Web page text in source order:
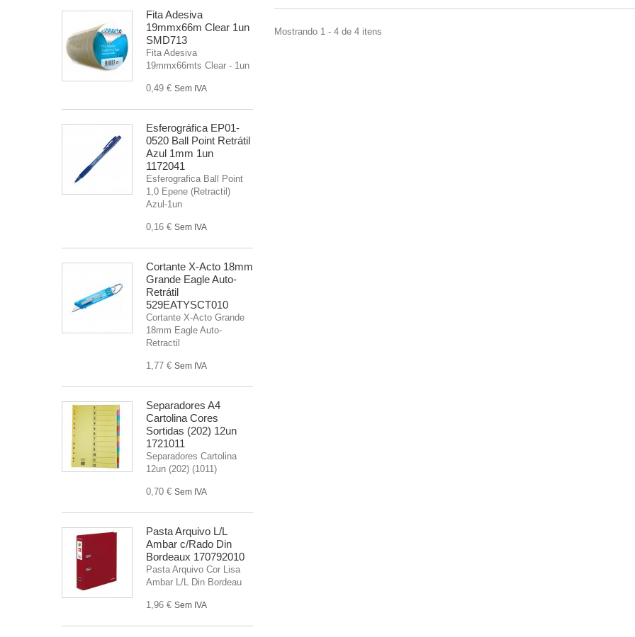
Fita Adesiva
19mmx66m Clear 1un
SMD713
Fita Adesiva
19mmx66mts Clear - 1un
0,49 € Sem IVA
Esferográfica EP01-
0520 Ball Point Retrátil
Azul 1mm 1un
1172041
Esferografica Ball Point
1,0 Epene (Retractil)
Azul-1un
0,16 € Sem IVA
Cortante X-Acto 18mm
Grande Eagle Auto-
Retrátil
529EATYSCT010
Cortante X-Acto Grande
18mm Eagle Auto-
Retractil
1,77 € Sem IVA
Separadores A4
Cartolina Cores
Sortidas (202) 12un
1721011
Separadores Cartolina
12un (202) (1011)
0,70 € Sem IVA
Pasta Arquivo L/L
Ambar c/Rado Din
Bordeaux 170792010
Pasta Arquivo Cor Lisa
Ambar L/L Din Bordeau
1,96 € Sem IVA
Mostrando 1 - 4 de 4 itens